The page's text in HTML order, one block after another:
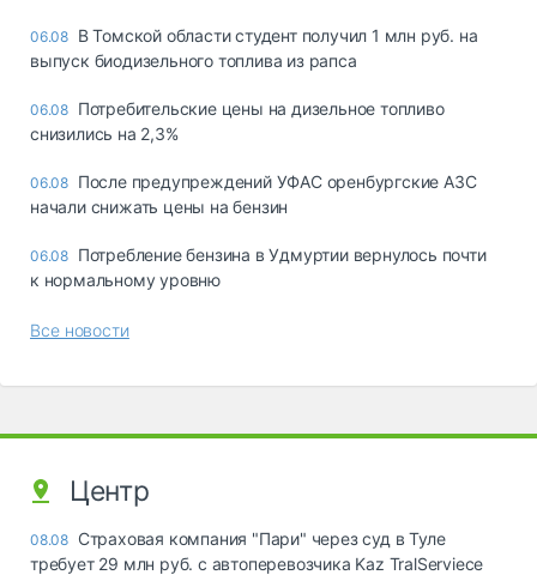
06.08 В Томской области студент получил 1 млн руб. на
выпуск биодизельного топлива из рапса
06.08 Потребительские цены на дизельное топливо
снизились на 2,3%
06.08 После предупреждений УФАС оренбургские АЗС
начали снижать цены на бензин
06.08 Потребление бензина в Удмуртии вернулось почти
к нормальному уровню
Все новости
Центр
08.08 Страховая компания "Пари" через суд в Туле
требует 29 млн руб. с автоперевозчика Kaz TralServiece